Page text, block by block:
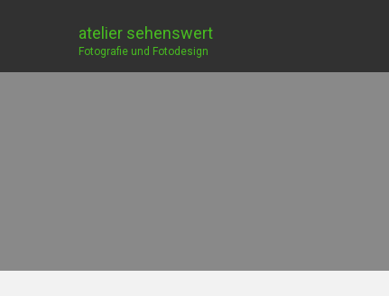
atelier sehenswert
Fotografie und Fotodesign